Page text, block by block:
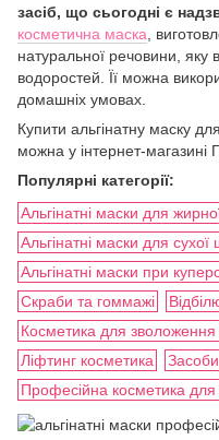
засіб, що сьогодні є
косметична маска ,
натуральної речовини, яку
водоростей. Її можна
домашніх умовах.
Купити альгінатну маску
можна у інтернет-магазині
Популярні категорії:
Альгінатні маски для
Альгінатні маски для сухої
Альгінатні маски при
Скраби та гоммажі
Косметика для зволоження
Ліфтинг косметика
Засоби
Професійна косметика для